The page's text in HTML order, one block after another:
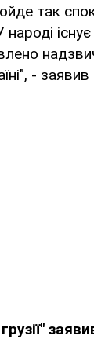
так
- заявив